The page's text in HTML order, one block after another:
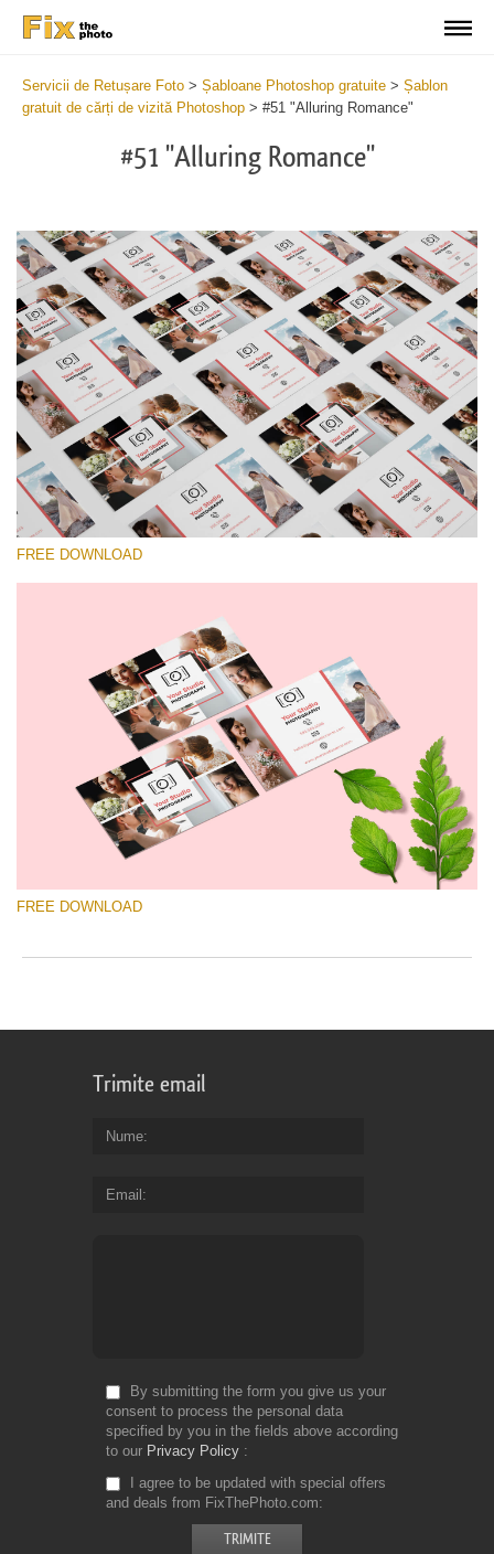
Servicii de Retușare Foto > Șabloane Photoshop gratuite > Șablon
gratuit de cărți de vizită Photoshop > #51 "Alluring Romance"
#51 "Alluring Romance"
Te rog selecteaza
Free Template #51
Wedding Photography Templates
Descărcare gratuită
FREE DOWNLOAD
FREE DOWNLOAD
Trimite email
Nume
Email
By submitting the form you give us your
consent to process the personal data
specified by you in the fields above according
to our Privacy Policy
I agree to be updated with special offers
and deals from FixThePhoto.com